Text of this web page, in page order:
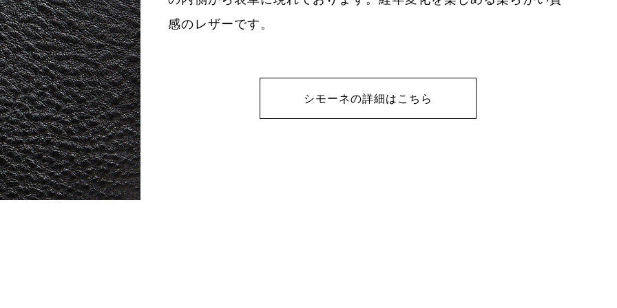
感のレザーです。
シモーネの詳細はこちら